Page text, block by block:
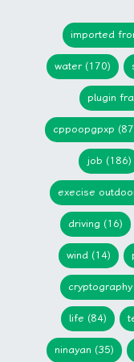
imported
water (170)
plugin
cppoopgpxp
job (186)
execise
driving (16)
wind (14)
cryptography
life (84)
ninayan (35)